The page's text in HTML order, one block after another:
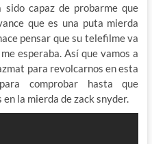
capaz de probarme que
que es una puta mierda
pensar que su telefilme va
esperaba. Así que vamos a
para revolcarnos en esta
comprobar hasta que
la mierda de zack snyder.